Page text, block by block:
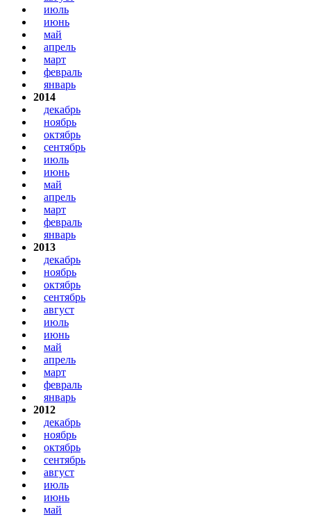
июль
июнь
май
апрель
март
февраль
январь
2014
декабрь
ноябрь
октябрь
сентябрь
июль
июнь
май
апрель
март
февраль
январь
2013
декабрь
ноябрь
октябрь
сентябрь
август
июль
июнь
май
апрель
март
февраль
январь
2012
декабрь
ноябрь
октябрь
сентябрь
август
июль
июнь
май